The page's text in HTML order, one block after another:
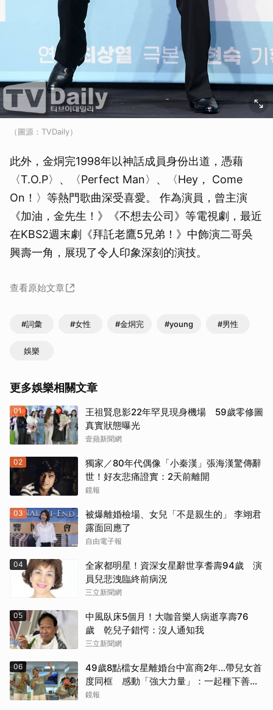
（圖源：TVDaily）
此外，金烔完1998年以神話成員身份出道，憑藉
〈T.O.P〉、〈Perfect Man〉、〈Hey， Come
On！〉等熱門歌曲深受喜愛。 作為演員，曾主演
《加油，金先生！》《不想去公司》等電視劇，最近
在KBS2週末劇《拜託老鷹5兄弟！》中飾演二哥吳
興壽一角，展現了令人印象深刻的演技。
查看原始文章
#詞彙 #女性 #金烔完 #young #男性
娛樂
更多娛樂相關文章
01
王祖賢息影22年罕見現身機場 59歲零修圖
真實狀態曝光
壹蘋新聞網
02
獨家／80年代偶像「小秦漢」張海漢驚傳辭
世！好友悲痛證實：2天前離開
鏡報
03
被爆離婚檢場、女兒「不是親生的」 李翊君
露面回應了
自由電子報
04
全家都明星！資深女星辭世享耆壽94歲 演
員兒悲洩臨終前病況
三立新聞網
05
中風臥床5個月！大咖音樂人病逝享壽76
歲 乾兒子錯愕：沒人通知我
三立新聞網
06
49歲8點檔女星離婚台中富商2年...帶兒女首
度同框 感動「強大力量」：一起種下善的
種子
鏡報